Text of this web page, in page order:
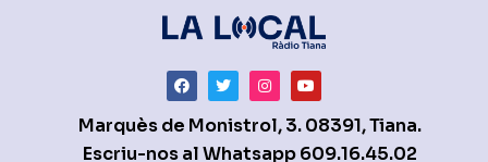
Marquès de Monistrol, 3. 08391, Tiana.
Escriu-nos al Whatsapp609.16.45.02